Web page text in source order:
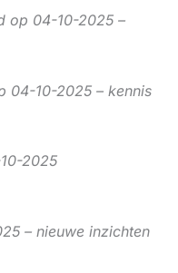
op 04-10-2025 –
04-10-2025 – kennis
2025
– nieuwe inzichten